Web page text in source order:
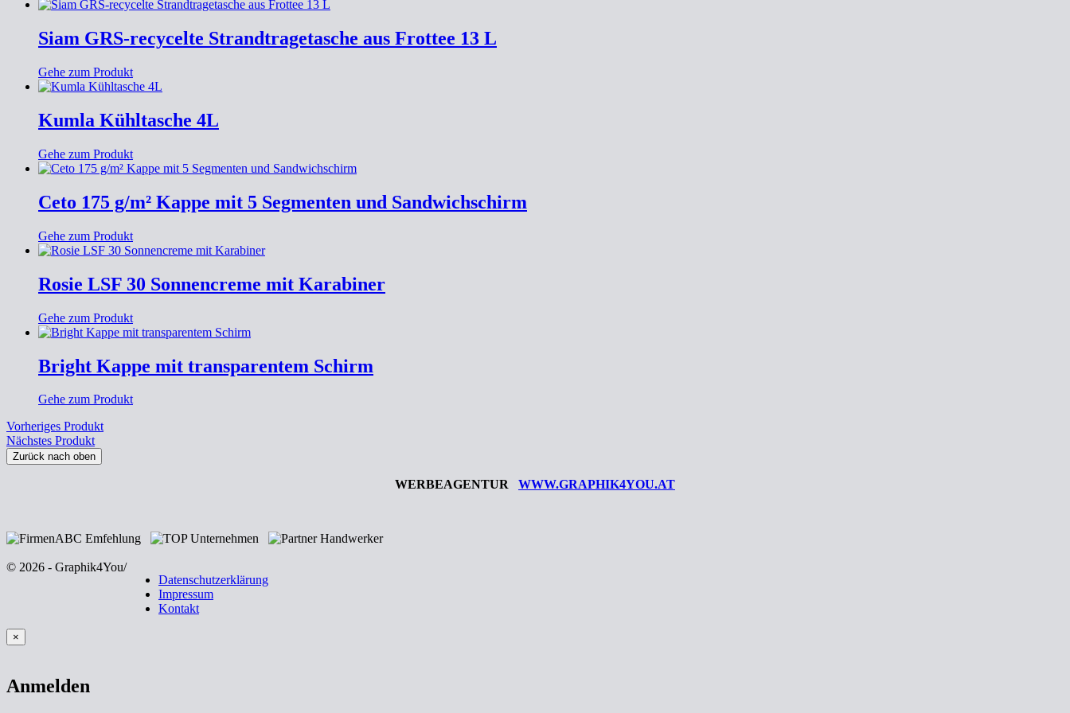
Siam GRS-recycelte Strandtragetasche aus Frottee 13 L
Gehe zum Produkt
Kumla Kühltasche 4L
Gehe zum Produkt
Ceto 175 g/m² Kappe mit 5 Segmenten und Sandwichschirm
Gehe zum Produkt
Rosie LSF 30 Sonnencreme mit Karabiner
Gehe zum Produkt
Bright Kappe mit transparentem Schirm
Gehe zum Produkt
Vorheriges Produkt
Nächstes Produkt
Zurück nach oben
WERBEAGENTUR WWW.GRAPHIK4YOU.AT
© 2026 - Graphik4You/
Datenschutzerklärung
Impressum
Kontakt
×
Anmelden